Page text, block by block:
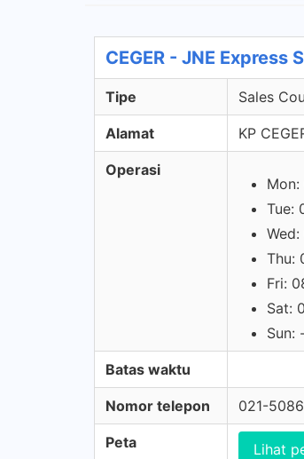
CEGER - JNE Express
Tipe Sales
Alamat KP
Operasi
Tue:
Thu:
Fri:
Sat:
Sun:
Batas waktu
Nomor telepon 021-
Peta Lihat